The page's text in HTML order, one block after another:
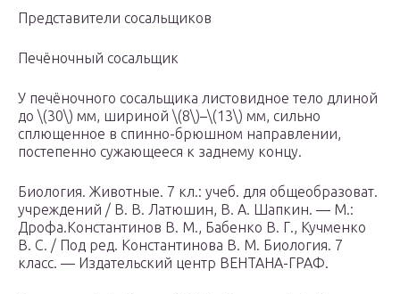
Представители сосальщиков
Печёночный сосальщик
У печёночного сосальщика листовидное тело длиной
до \(30\) мм, шириной \(8\)–\(13\) мм, сильно
сплющенное в спинно-брюшном направлении,
постепенно сужающееся к заднему концу.
Биология. Животные. 7 кл.: учеб. для общеобразоват.
учреждений / В. В. Латюшин, В. А. Шапкин. — М.:
Дрофа.Константинов В. М., Бабенко В. Г., Кучменко
B. C. / Под ред. Константинова В. М. Биология. 7
класс. — Издательский центр ВЕНТАНА-ГРАФ.